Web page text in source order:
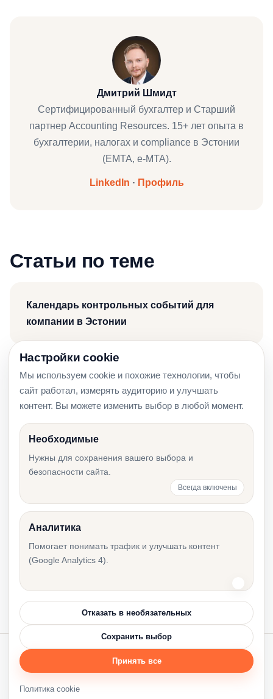
Дмитрий Шмидт
Сертифицированный бухгалтер и Старший
партнер Accounting Resources. 15+ лет опыта в
бухгалтерии, налогах и compliance в Эстонии
(EMTA, e‑MTA).
LinkedIn · Профиль
Статьи по теме
Календарь контрольных событий для
компании в Эстонии
Что подготовить до обращения к бухгалтеру
в Эстонии
Входящие остатки и перенос данных после
смены бухгалтера
обслуживание в Эстонии
© 2026 Accounting Resources.Accres.eu
Политика cookie
Настройки cookie
Мы используем cookie и похожие технологии, чтобы
сайт работал, измерять аудиторию и улучшать
контент. Вы можете изменить выбор в любой момент.
Необходимые
Нужны для сохранения вашего выбора и
безопасности сайта.
Всегда включены
Аналитика
Помогает понимать трафик и улучшать контент
(Google Analytics 4).
Отказать в необязательных
Сохранить выбор
Принять все
Политика cookie